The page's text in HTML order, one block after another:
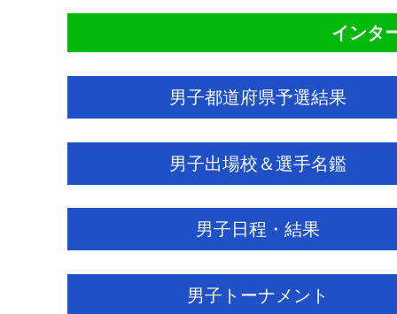
インタ
男子都道府県予選結果
男子出場校＆選手名鑑
男子日程・結果
男子トーナメント